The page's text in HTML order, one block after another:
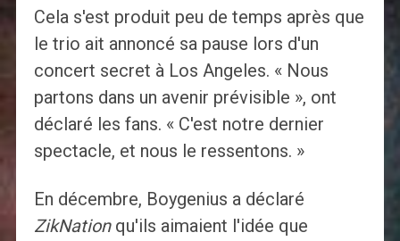
Cela s'est produit peu de temps après que
le trio ait annoncé sa pause lors d'un
concert secret à Los Angeles. « Nous
partons dans un avenir prévisible », ont
déclaré les fans. « C'est notre dernier
spectacle, et nous le ressentons. »
En décembre, Boygenius a déclaré
ZikNationqu'ils aimaient l'idée que